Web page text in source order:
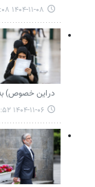
۱۴۰۴-۱۱-۰۸ ۱۲:۰۸
دراین خصوص)
۱۴۰۴-۱۱-۰۶ ۰۹:۵۲